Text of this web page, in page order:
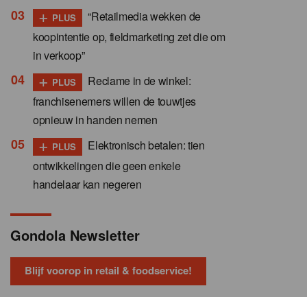
+ PLUS
“Retailmedia wekken de
koopintentie op, fieldmarketing zet die om
in verkoop”
+ PLUS
Reclame in de winkel:
franchisenemers willen de touwtjes
opnieuw in handen nemen
+ PLUS
Elektronisch betalen: tien
ontwikkelingen die geen enkele
handelaar kan negeren
Gondola Newsletter
Blijf voorop in retail & foodservice!